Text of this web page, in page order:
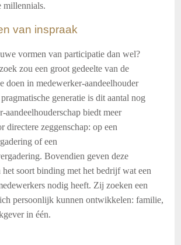
millennials.
van inspraak
vormen van participatie dan wel?
zou een groot gedeelte van de
doen in medewerker-aandeelhouder
generatie is dit aantal nog
aandeelhouderschap biedt meer
directere zeggenschap: op een
of een
Bovendien geven deze
soort binding met het bedrijf wat een
nodig heeft. Zij zoeken een
persoonlijk kunnen ontwikkelen: familie,
in één.